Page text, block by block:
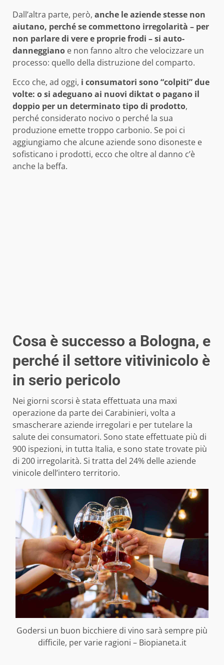
Dall’altra parte, però, anche le aziende stesse non
aiutano, perché se commettono irregolarità – per
non parlare di vere e proprie frodi – si auto-
danneggiano e non fanno altro che velocizzare un
processo: quello della distruzione del comparto.
Ecco che, ad oggi, i consumatori sono “colpiti” due
volte: o si adeguano ai nuovi diktat o pagano il
doppio per un determinato tipo di prodotto,
perché considerato nocivo o perché la sua
produzione emette troppo carbonio. Se poi ci
aggiungiamo che alcune aziende sono disoneste e
sofisticano i prodotti, ecco che oltre al danno c’è
anche la beffa.
Cosa è successo a Bologna, e
perché il settore vitivinicolo è
in serio pericolo
Nei giorni scorsi è stata effettuata una maxi
operazione da parte dei Carabinieri, volta a
smascherare aziende irregolari e per tutelare la
salute dei consumatori. Sono state effettuate più di
900 ispezioni, in tutta Italia, e sono state trovate più
di 200 irregolarità. Si tratta del 24% delle aziende
vinicole dell’intero territorio.
Godersi un buon bicchiere di vino sarà sempre più
difficile, per varie ragioni – Biopianeta.it